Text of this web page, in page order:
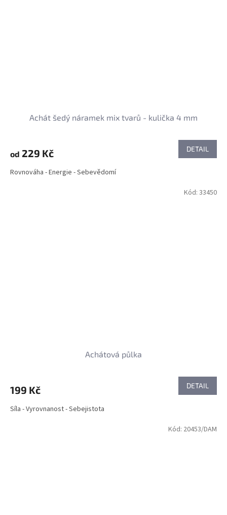
Achát šedý náramek mix tvarů - kulička 4 mm
od 229 Kč DETAIL
Rovnováha - Energie - Sebevědomí
Achátová půlka
199 Kč DETAIL
Síla - Vyrovnanost - Sebejistota
Kód: 33450
Kód: 20453/DAM